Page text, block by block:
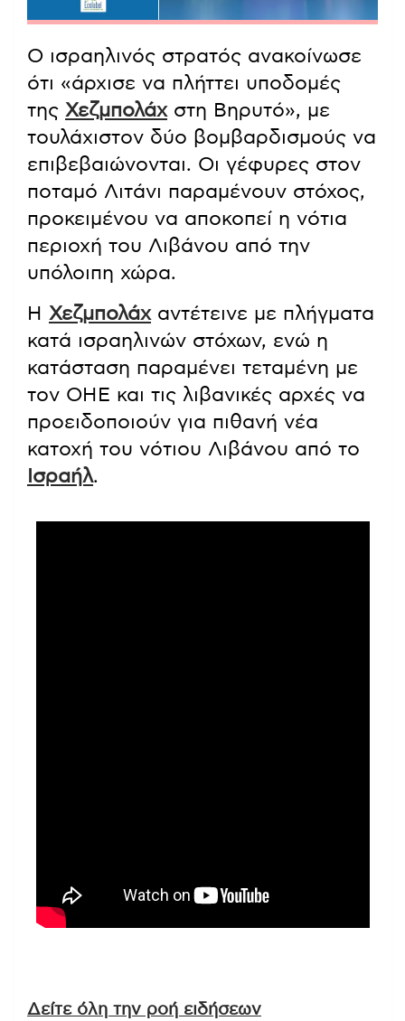
Ο ισραηλινός στρατός ανακοίνωσε
ότι «άρχισε να πλήττει υποδομές
της Χεζμπολάχστη Βηρυτό», με
τουλάχιστον δύο βομβαρδισμούς να
επιβεβαιώνονται. Οι γέφυρες στον
ποταμό Λιτάνι παραμένουν στόχος,
προκειμένου να αποκοπεί η νότια
περιοχή του Λιβάνου από την
υπόλοιπη χώρα.
Η Χεζμπολάχαντέτεινε με πλήγματα
κατά ισραηλινών στόχων, ενώ η
κατάσταση παραμένει τεταμένη με
τον ΟΗΕ και τις λιβανικές αρχές να
προειδοποιούν για πιθανή νέα
κατοχή του νότιου Λιβάνου από το
Ισραήλ.
Δείτε όλη την ροή ειδήσεων